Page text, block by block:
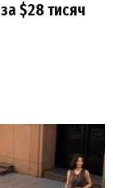
$28 тисяч